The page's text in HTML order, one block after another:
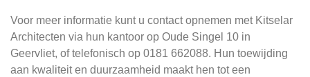
Voor meer informatie kunt u contact opnemen met Kitselar
Architecten via hun kantoor op Oude Singel 10 in
Geervliet, of telefonisch op 0181 662088. Hun toewijding
aan kwaliteit en duurzaamheid maakt hen tot een